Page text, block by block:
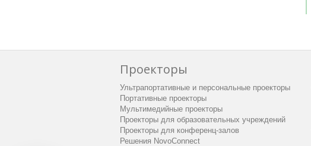
Проекторы
Ультрапортативные и персональные проекторы
Портативные проекторы
Мультимедийные проекторы
Проекторы для образовательных учреждений
Проекторы для конференц-залов
Решения NovoConnect